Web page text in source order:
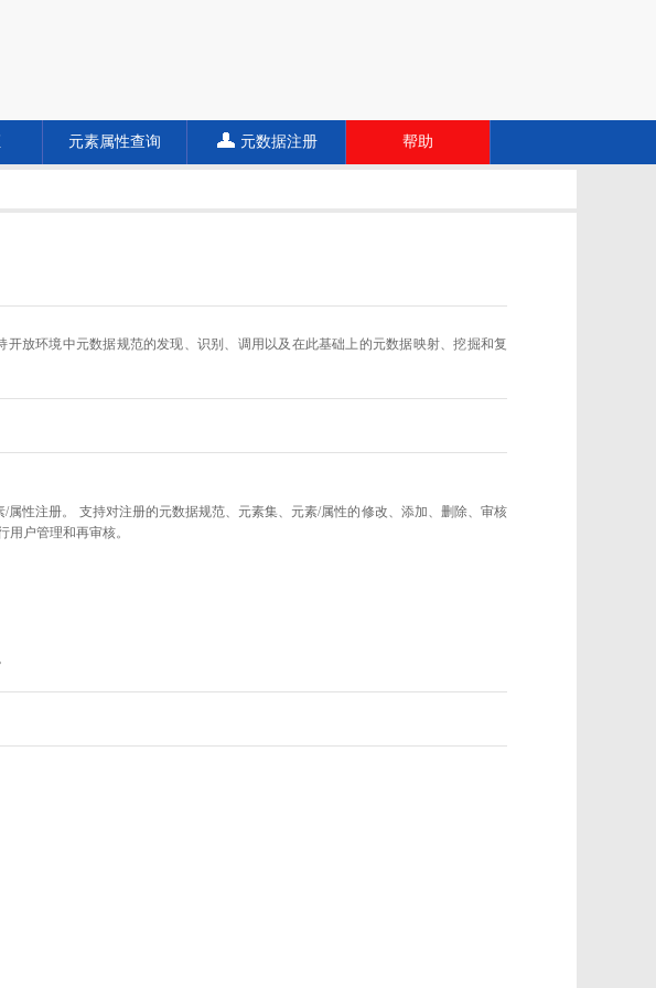
元素属性查询 元数据注册 帮助
开放环境中元数据规范的发现、识别、调用以及在此基础上的元数据映射、挖掘和复
性注册。 支持对注册的元数据规范、元素集、元素/属性的修改、添加、删除、审核
户管理和再审核。